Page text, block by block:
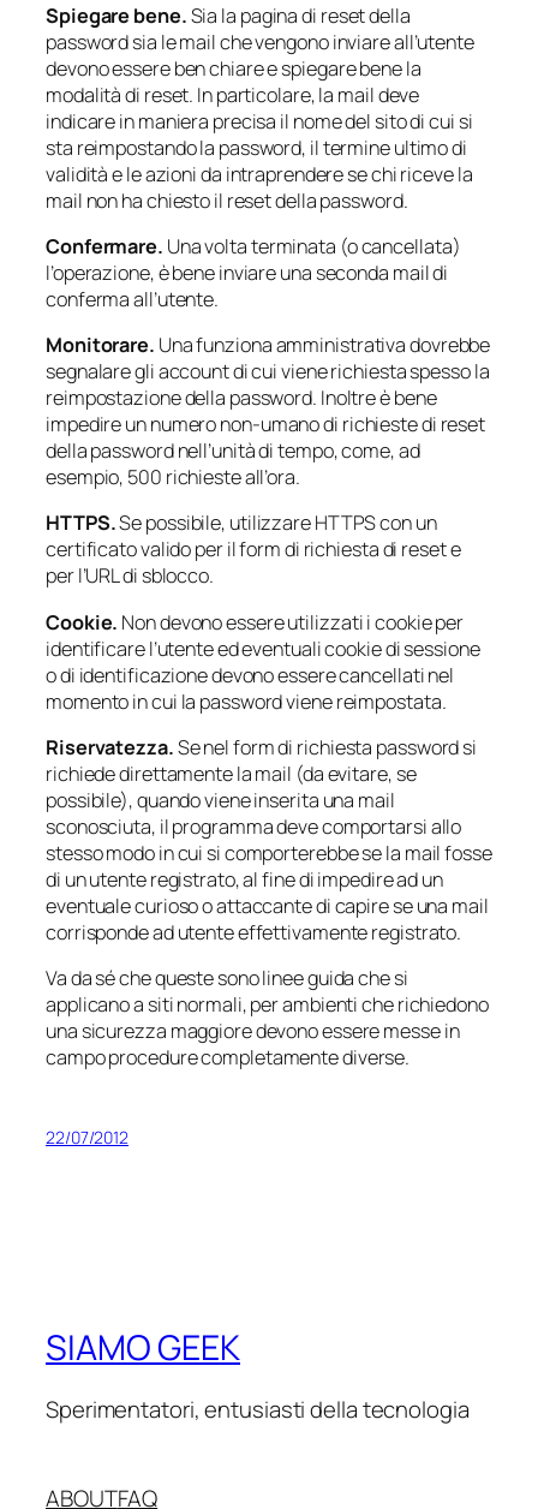
Spiegare bene.Sia la pagina di reset della
password sia le mail che vengono inviare all’utente
devono essere ben chiare e spiegare bene la
modalità di reset. In particolare, la mail deve
indicare in maniera precisa il nome del sito di cui si
sta reimpostando la password, il termine ultimo di
validità e le azioni da intraprendere se chi riceve la
mail non ha chiesto il reset della password.
Confermare. Una volta terminata (o cancellata)
l’operazione, è bene inviare una seconda mail di
conferma all’utente.
Monitorare. Una funziona amministrativa dovrebbe
segnalare gli account di cui viene richiesta spesso la
reimpostazione della password. Inoltre è bene
impedire un numeronon-umanodi richieste di reset
della password nell’unità di tempo, come, ad
esempio, 500 richieste all’ora.
HTTPS.Se possibile, utilizzare HTTPS con un
certificato valido per il form di richiesta di reset e
per l’URL di sblocco.
Cookie. Non devono essere utilizzati i cookie per
identificare l’utente ed eventuali cookie di sessione
o di identificazione devono essere cancellati nel
momento in cui la password viene reimpostata.
Riservatezza.Se nel form di richiesta password si
richiede direttamente la mail (da evitare, se
possibile), quando viene inserita una mail
sconosciuta, il programma deve comportarsi allo
stesso modo in cui si comporterebbe se la mail fosse
di un utente registrato, al fine di impedire ad un
eventuale curioso o attaccante di capire se una mail
corrisponde ad utente effettivamente registrato.
Va da sé che queste sono linee guida che si
applicano a sitinormali, per ambienti che richiedono
una sicurezza maggiore devono essere messe in
campo procedure completamente diverse.
22/07/2012
SIAMO GEEK
Sperimentatori, entusiasti della tecnologia
ABOUTFAQ